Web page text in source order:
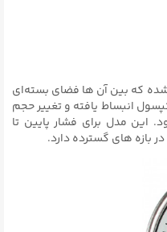
که بین آن‌ ها فضای بسته‌ای
انبساط یافته و تغییر حجم
این مدل برای فشار پایین تا
بازه‌ های گسترده دارد.